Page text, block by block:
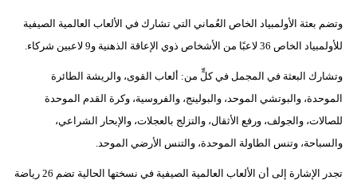
وتضم بعثة الأولمبياد الخاص العُماني التي تشارك في الألعاب العالمية الصيفية
للأولمبياد الخاص 36 لاعبًا من الأشخاص ذوي الإعاقة الذهنية و9 لاعبين شركاء.
وتشارك البعثة في المجمل في كلٍّ من: ألعاب القوى، والريشة الطائرة
الموحدة، والبوتشي الموحد، والبولينج، والفروسية، وكرة القدم الموحدة
للصالات، والجولف، ورفع الأثقال، والتزلج بالعجلات، والإبحار الشراعي،
والسباحة، وتنس الطاولة الموحدة، والتنس الأرضي الموحد.
تجدر الإشارة إلى أن الألعاب العالمية الصيفية في نسختها الحالية تضم 26 رياضة